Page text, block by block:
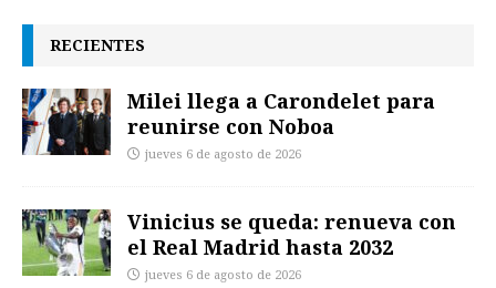
RECIENTES
Milei llega a Carondelet para
reunirse con Noboa
jueves 6 de agosto de 2026
Vinicius se queda: renueva con
el Real Madrid hasta 2032
jueves 6 de agosto de 2026